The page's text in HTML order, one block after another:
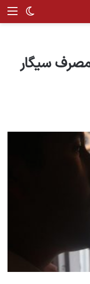
تغییر
مصرف سیگار